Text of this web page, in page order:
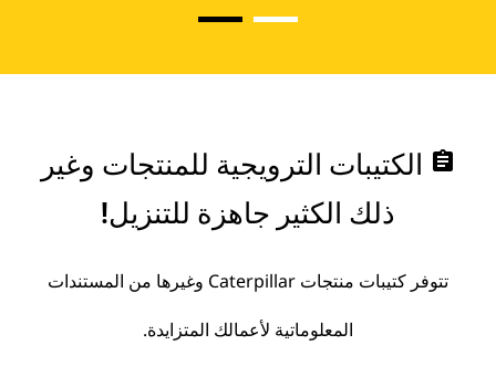
assignment الكتيبات الترويجية للمنتجات وغير
ذلك الكثير جاهزة للتنزيل!
تتوفر كتيبات منتجات Caterpillar وغيرها من المستندات
المعلوماتية لأعمالك المتزايدة.